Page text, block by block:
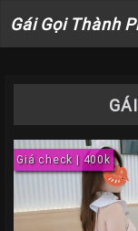
Gái Gọi Thành
Gái
Phố
Giá check | 400k